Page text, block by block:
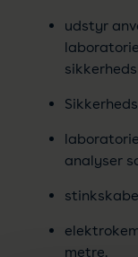
udstyr
analyser
stinkskabe
metre.